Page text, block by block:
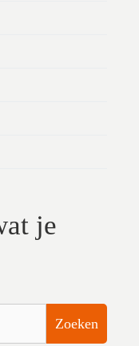
je
Zoeken